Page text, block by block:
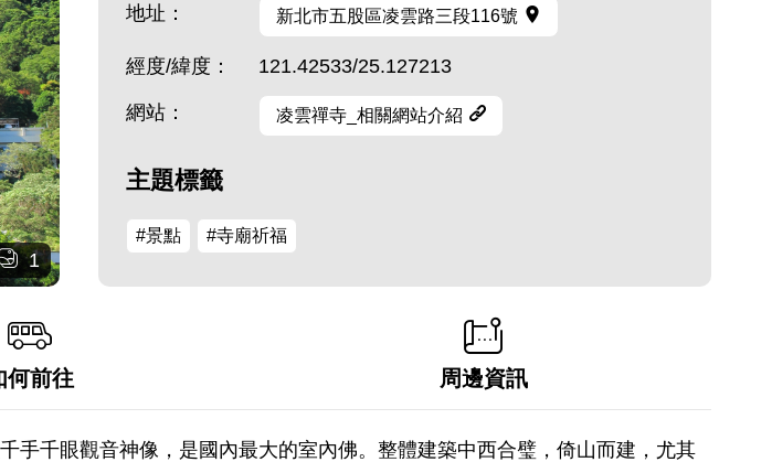
1
地址： 新北市五股區凌雲路三段116號
經度/緯度： 121.42533/25.127213
網站： 凌雲禪寺_相關網站介紹
主題標籤
#景點 #寺廟祈福
何前往 周邊資訊
千眼觀音神像，是國內最大的室內佛。整體建築中西合璧，倚山而建，尤其